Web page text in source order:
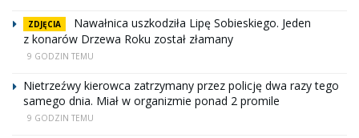
ZDJĘCIA
Nawałnica uszkodziła Lipę Sobieskiego. Jeden
z konarów Drzewa Roku został złamany
9 GODZIN TEMU
Nietrzeźwy kierowca zatrzymany przez policję dwa razy tego
samego dnia. Miał w organizmie ponad 2 promile
9 GODZIN TEMU